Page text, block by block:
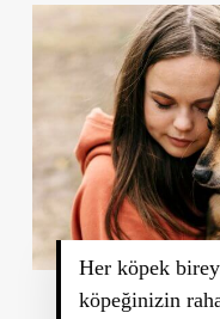
Her köpek
köpeğinizin